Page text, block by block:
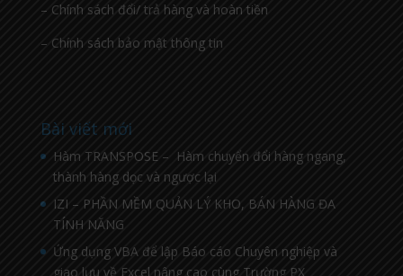
– Chính sách đổi/ trả hàng và hoàn tiền
– Chính sách bảo mật thông tin
Bài viết mới
Hàm TRANSPOSE – Hàm chuyển đổi hàng ngang,
thành hàng dọc và ngược lại
IZI – PHẦN MỀM QUẢN LÝ KHO, BÁN HÀNG ĐA
TÍNH NĂNG
Ứng dụng VBA để lập Báo cáo Chuyên nghiệp và
giao lưu về Excel nâng cao cùng Trường PX